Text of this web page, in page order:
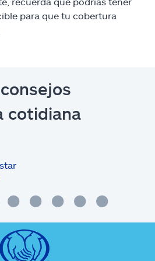
para que tu cobertura
cotidiana